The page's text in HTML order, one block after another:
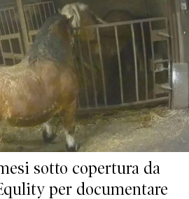
sotto copertura da
per documentare